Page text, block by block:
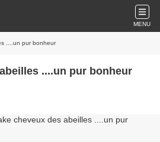
MENU
....un pur bonheur
....un pur bonheur